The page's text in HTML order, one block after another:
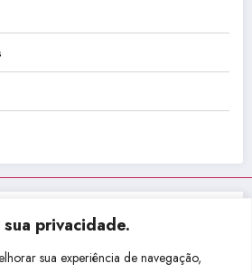
privacidade.
sua experiência de navegação,